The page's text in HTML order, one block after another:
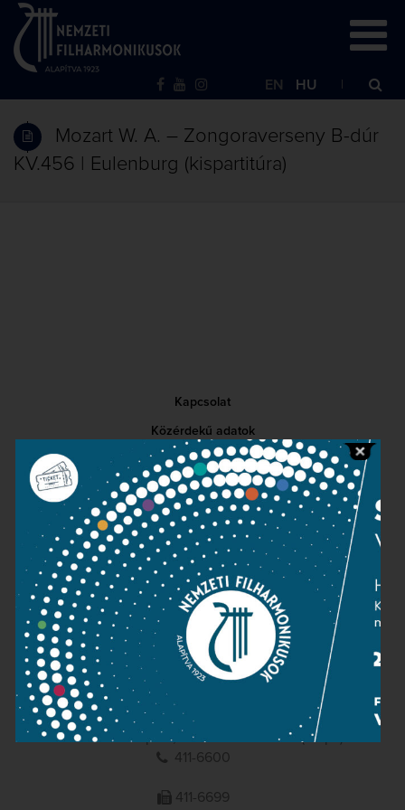
EN HU
Mozart W. A. – Zongoraverseny B-dúr
KV.456 | Eulenburg (kispartitúra)
Kapcsolat
Közérdekű adatok
Sajtószoba
Adatvédelem
Impresszum
NEMZETI
FILHARMONIKUSOK
1095 Budapest, Komor Marcell u. 1. (Müpa)
411-6600
411-6699